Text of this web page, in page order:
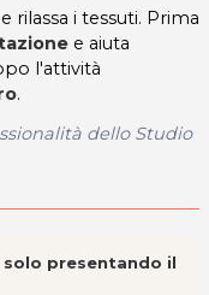
rilassa i tessuti. Prima
e aiuta
l'attività
.
dello Studio
presentando il